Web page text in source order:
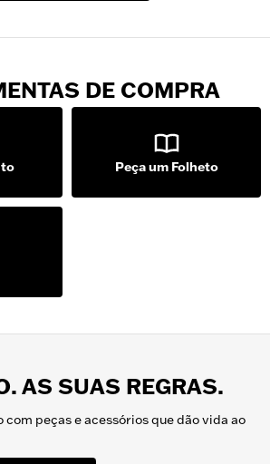
DE COMPRA
Peça um Folheto
AS SUAS REGRAS.
com peças e acessórios que dão vida ao